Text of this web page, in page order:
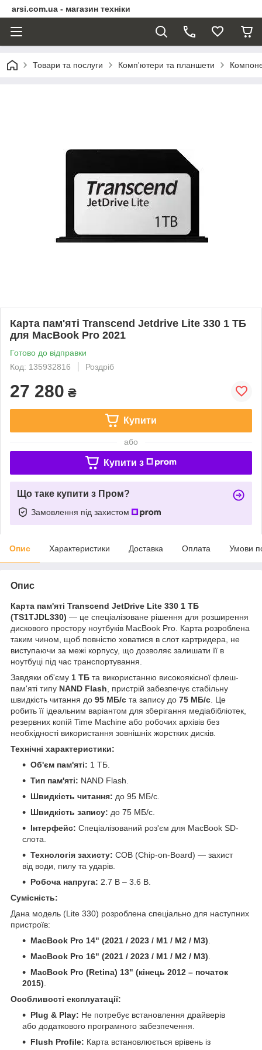
arsi.com.ua - магазин техніки
Товари та послуги Комп'ютери та планшети
Карта пам'яті Transcend Jetdrive Lite 330 1 ТБ
для MacBook Pro 2021
Готово до відправки
Код: 135932816
Роздріб
27 280 ₴
Купити
або
Купити з
Що таке купити з Пром?
Замовлення під захистом
Опис Характеристики Доставка Оплата Умови
Опис
Карта пам'яті Transcend JetDrive Lite 330 1 ТБ
(TS1TJDL330) — це спеціалізоване рішення для розширення
дискового простору ноутбуків MacBook Pro. Карта розроблена
таким чином, щоб повністю ховатися в слот картридера, не
виступаючи за межі корпусу, що дозволяє залишати її в
ноутбуці під час транспортування.
Завдяки об'єму 1 ТБ та використанню високоякісної флеш-
пам'яті типу NAND Flash , пристрій забезпечує стабільну
швидкість читання до 95 МБ/с та запису до 75 МБ/с . Це
робить її ідеальним варіантом для зберігання медіабібліотек,
резервних копій Time Machine або робочих архівів без
необхідності використання зовнішніх жорстких дисків.
Технічні характеристики:
Об'єм пам'яті: 1 ТБ.
Тип пам'яті: NAND Flash.
Швидкість читання: до 95 МБ/с.
Швидкість запису: до 75 МБ/с.
Інтерфейс: Спеціалізований роз'єм для MacBook SD-
слота.
Технологія захисту: COB (Chip-on-Board) — захист
від води, пилу та ударів.
Робоча напруга: 2.7 В – 3.6 В.
Сумісність:
Дана модель (Lite 330) розроблена спеціально для наступних
пристроїв:
MacBook Pro 14" (2021 / 2023 / M1 / M2 / M3)
MacBook Pro 16" (2021 / 2023 / M1 / M2 / M3)
MacBook Pro (Retina) 13" (кінець 2012 – початок
2015)
Особливості експлуатації:
Plug & Play: Не потребує встановлення драйверів
або додаткового програмного забезпечення.
Flush Profile: Карта встановлюється врівень із